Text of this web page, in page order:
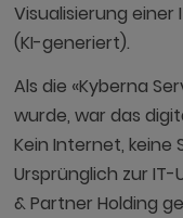
Visualisierung
(KI-generiert).
Als die «Kyberna
wurde, war das
Kein Internet, keine
Ursprünglich zur
& Partner Holding